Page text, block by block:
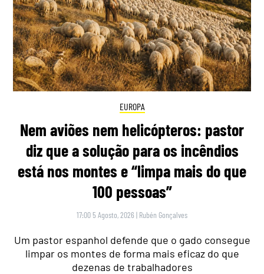
EUROPA
Nem aviões nem helicópteros: pastor
diz que a solução para os incêndios
está nos montes e “limpa mais do que
100 pessoas”
17:00 5 Agosto, 2026 | Rubén Gonçalves
Um pastor espanhol defende que o gado consegue
limpar os montes de forma mais eficaz do que
dezenas de trabalhadores